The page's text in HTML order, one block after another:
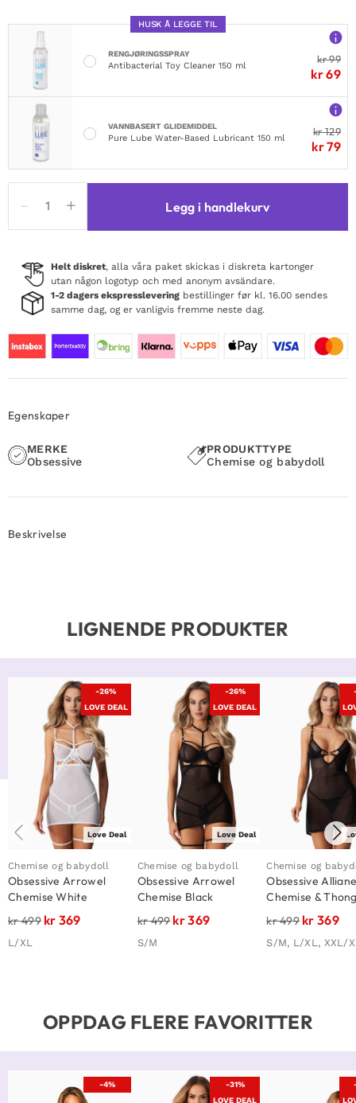
HUSK Å LEGGE TIL
RENGJØRINGSSPRAY
Antibacterial Toy Cleaner 150 ml
kr99
kr69
VANNBASERT GLIDEMIDDEL
Pure Lube Water-Based Lubricant 150 ml
kr129
kr79
Ingridia
Chemise
Thong
Red
antall
Legg i handlekurv
Helt diskret, alla våra paket skickas i diskreta kartonger
utan någon logotyp och med anonym avsändare.
1-2 dagers ekspresslevering bestillinger før kl. 16.00 sendes
samme dag, og er vanligvis fremme neste dag.
Egenskaper
MERKE
Obsessive
PRODUKTTYPE
Chemise og babydoll
Beskrivelse
LIGNENDE PRODUKTER
-26%
LOVE DEAL
Love Deal
Chemise og babydoll
Obsessive Arrowel
Chemise White
kr499 kr 369
L/XL
-26%
LOVE DEAL
Love Deal
Chemise og babydoll
Obsessive Arrowel
Chemise Black
kr499kr369
S/M
Chemise og
Obsessive
Chemise &
kr499 kr 369
S/M, L/XL, XXL/
OPPDAG FLERE FAVORITTER
-4%
-31%
LOVE DEAL